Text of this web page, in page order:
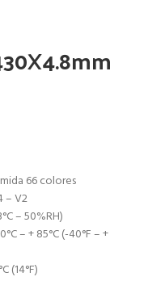
66 colores
– V2
– 50%RH)
– + 85°C (-40°F – +
(14°F)